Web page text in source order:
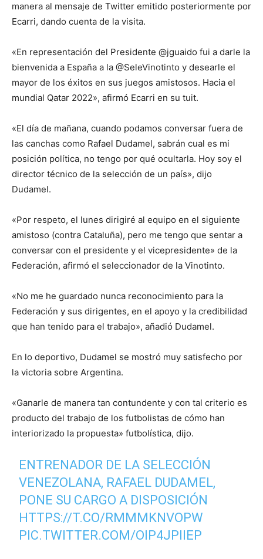
manera al mensaje de Twitter emitido posteriormente por
Ecarri, dando cuenta de la visita.
«En representación del Presidente @jguaido fui a darle la
bienvenida a España a la @SeleVinotinto y desearle el
mayor de los éxitos en sus juegos amistosos. Hacia el
mundial Qatar 2022», afirmó Ecarri en su tuit.
«El día de mañana, cuando podamos conversar fuera de
las canchas como Rafael Dudamel, sabrán cual es mi
posición política, no tengo por qué ocultarla. Hoy soy el
director técnico de la selección de un país», dijo
Dudamel.
«Por respeto, el lunes dirigiré al equipo en el siguiente
amistoso (contra Cataluña), pero me tengo que sentar a
conversar con el presidente y el vicepresidente» de la
Federación, afirmó el seleccionador de la Vinotinto.
«No me he guardado nunca reconocimiento para la
Federación y sus dirigentes, en el apoyo y la credibilidad
que han tenido para el trabajo», añadió Dudamel.
En lo deportivo, Dudamel se mostró muy satisfecho por
la victoria sobre Argentina.
«Ganarle de manera tan contundente y con tal criterio es
producto del trabajo de los futbolistas de cómo han
interiorizado la propuesta» futbolística, dijo.
ENTRENADOR DE LA SELECCIÓN
VENEZOLANA, RAFAEL DUDAMEL,
PONE SU CARGO A DISPOSICIÓN
HTTPS://T.CO/RMMMKNVOPW
PIC.TWITTER.COM/OIP4JPIIEP